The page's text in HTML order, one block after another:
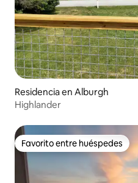
Residencia en Alburgh
Highlander
Favorito entre huéspedes
Favorito entre huéspedes